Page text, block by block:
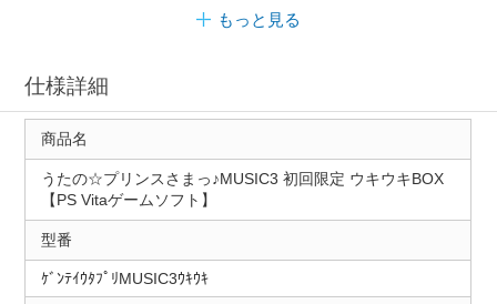
もっと見る
仕様詳細
商品名
うたの☆プリンスさまっ♪MUSIC3 初回限定 ウキウキBOX
【PS Vitaゲームソフト】
型番
ｹﾞﾝﾃｲｳﾀﾌﾟﾘMUSIC3ｳｷｳｷ